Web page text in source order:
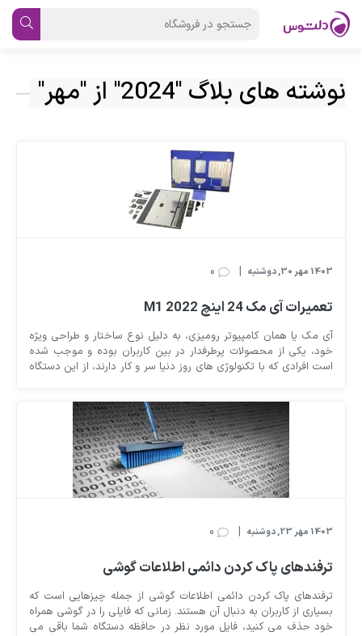
نوشته های بلاگ "2024" از "مهر"
1403 مهر 30, دوشنبه |
0
تعمیرات آی مک 24 اینچ M1 2022
آی مک یا همان کامپیوتر رومیزی، به دلیل نوع ساختار و طراحی ویژه
خود، یکی از محصولات پرطرفدار در بین کاربران بوده و موجب شده
است افرادی که با تکنولوژی های روز دنیا سر و کار دارند، از این دستگاه
حال، آی مک نیز مانند بسیاری از وسایل و ابزار الکترونیکی دیگر، در
معرض آسیب ها و خطرات احتمالی قرار داشته و نیاز به یک سری
اقدامات در زمینه تعمیرات آی مک 24 اینچ M1 2022 و یا تعویض
قطعات دستگاه توسط نیروهای متخصص در این زمینه دارد.
1403 مهر 23, دوشنبه |
0
ترفندهای پاک کردن دائمی اطلاعات گوشی
ترفندهای پاک کردن دائمی اطلاعات گوشی از جمله چیزهایی است که
بسیاری از کاربران به دنبال آن هستند. زمانی که فایلی را در گوشی همراه
خود حذف می کنید، فایل مورد نظر در حافظه دستگاه شما باقی می